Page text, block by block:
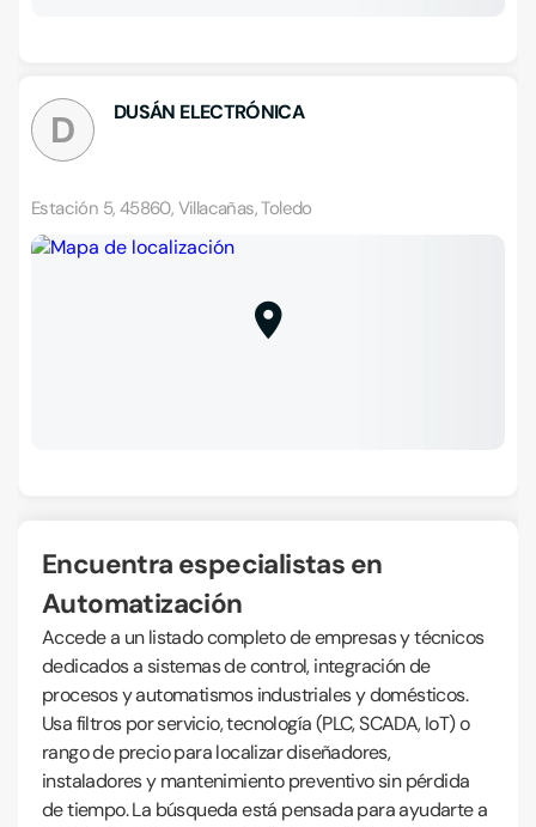
D DUSÁN ELECTRÓNICA
Estación 5, 45860, Villacañas, Toledo
Encuentra especialistas en
Automatización
Accede a un listado completo de empresas y técnicos
dedicados a sistemas de control, integración de
procesos y automatismos industriales y domésticos.
Usa filtros por servicio, tecnología (PLC, SCADA, IoT) o
rango de precio para localizar diseñadores,
instaladores y mantenimiento preventivo sin pérdida
de tiempo. La búsqueda está pensada para ayudarte a